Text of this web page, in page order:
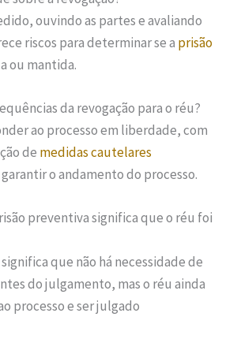
ouvindo as partes e avaliando
riscos para determinar se a prisão
ou mantida.
da revogação para o réu?
ao processo em liberdade, com
de medidas cautelares
o andamento do processo.
preventiva significa que o réu foi
significa que não há necessidade de
do julgamento, mas o réu ainda
processo e ser julgado